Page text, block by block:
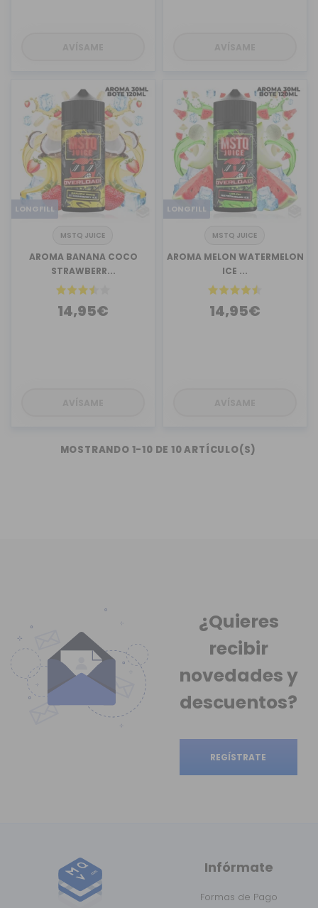
LONGFILL
MSTQ JUICE
AROMA BANANA COCO
STRAWBERR...
14,95€
LONGFILL
MSTQ JUICE
AROMA MELON WATERMELON
ICE ...
14,95€
MOSTRANDO 1-10 DE 10 ARTÍCULO(S)
¿Quieres
recibir
novedadesy
descuentos?
REGÍSTRATE
Infórmate
Formas de Pago